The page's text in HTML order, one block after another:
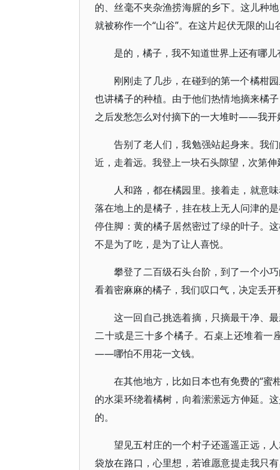
的、丝毫不夹杂渔捞海腥的乡下。这儿种
就被称作一个“山谷”。在这片起伏无限的
是的，橘子，我不知道世界上还有哪儿
刚刚走了几步，在碰到的第一个橘柑
也讲橘子的种植。由于他们热情地摘来橘
之后发愁怎么对付摘下的一大堆时——我开
告别了老人们，我勉强站起身来。我
近，走着远。我登上一块石头隙望，次第
人和路，都在橘园里。接着走，就意
落在地上的是橘子，挂在枝上无人问津的
停住脚：黄的橘子居然密过了绿的叶子。
不是为了吃，是为了让人喜悦。
攀登了二百级石头台阶，到了一个小
看着密麻麻的橘子，我们叹口气，决定丢开
这一回自己挑选着摘，只摘最干净、
二十或是三十多个橘子。石桌上还堆着一
——哪怕不用花一文钱。
在其他地方，比如日本也有免费的“蜜
的水渠环绕着橘树，向着潆潆远方伸延。
的。
望见五村庄的一个村子还遥遥正远，
袋放在路口，心里想，若谁愿意提走我只